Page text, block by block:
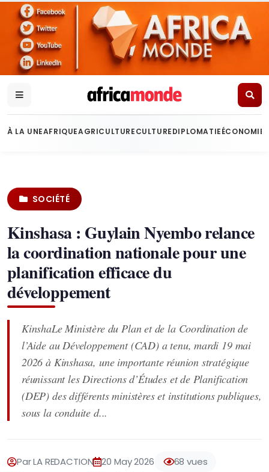
À LA UNEAFRIQUEAGRICULTURECULTUREDIPLOMATIEÉCONOMIE
SOCIÉTÉ
Kinshasa : Guylain Nyembo relance
la coordination nationale pour une
planification efficace du
développement
KinshaLe Ministère du Plan et de la Coordination de
l’Aide au Développement (CAD) a tenu, mardi 19 mai
2026 à Kinshasa, une importante réunion stratégique
réunissant les Directions d’Études et de Planification
(DEP) des différents ministères et institutions publiques,
sous la conduite d...
Par LA REDACTION 20 May 2026
68 vues